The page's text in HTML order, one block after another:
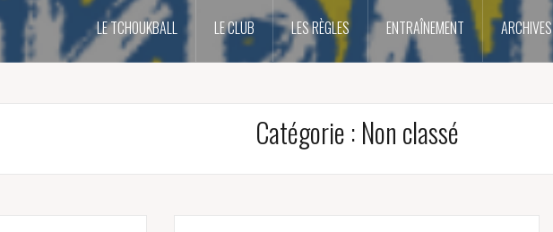
LE TCHOUKBALL LE CLUB LES RÈGLES ENTRAÎNEMENT ARCHIVES
Catégorie : Non classé